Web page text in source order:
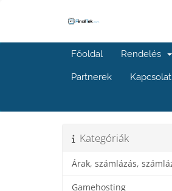
Főoldal Rendelés
Partnerek Kapcsolat
Kategóriák
Gamehosting